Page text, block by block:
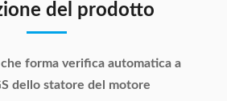
del prodotto
forma verifica automatica a
dello statore del motore